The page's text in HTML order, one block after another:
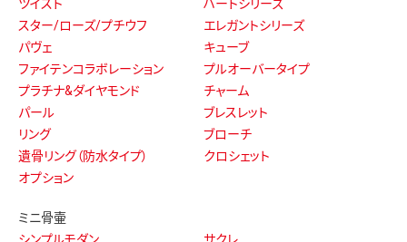
ツイスト
ハートシリーズ
スター/ローズ/プチウフ
エレガントシリーズ
パヴェ
キューブ
ファイテンコラボレーション
プルオーバータイプ
プラチナ&ダイヤモンド
チャーム
パール
ブレスレット
リング
ブローチ
遺骨リング（防水タイプ）
クロシェット
オプション
ミニ骨壷
シンプルモダン
サクレ